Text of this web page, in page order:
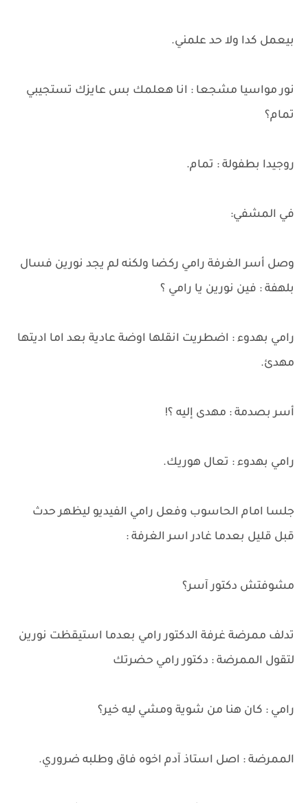
بيعمل كدا ولا حد علمني.
نور مواسيا مشجعا : انا هعلمك بس عايزك تستجيبي
تمام؟
روجيدا بطفولة : تمام.
في المشفي:
وصل أسر الغرفة رامي ركضا ولكنه لم يجد نورين فسال
بلهفة : فين نورين يا رامي ؟
رامي بهدوء : اضطريت انقلها اوضة عادية بعد اما اديتها
مهدئ.
أسر بصدمة : مهدى إليه ؟!
رامي بهدوء : تعال هوريك.
جلسا امام الحاسوب وفعل رامي الفيديو ليظهر حدث
قبل قليل بعدما غادر اسر الغرفة :
مشوفتش دكتور آسر؟
تدلف ممرضة غرفة الدكتور رامي بعدما استيقظت نورين
لتقول الممرضة : دكتور رامي حضرتك
رامي : كان هنا من شوية ومشي ليه خير؟
الممرضة : اصل استاذ آدم اخوه فاق وطلبه ضروري.